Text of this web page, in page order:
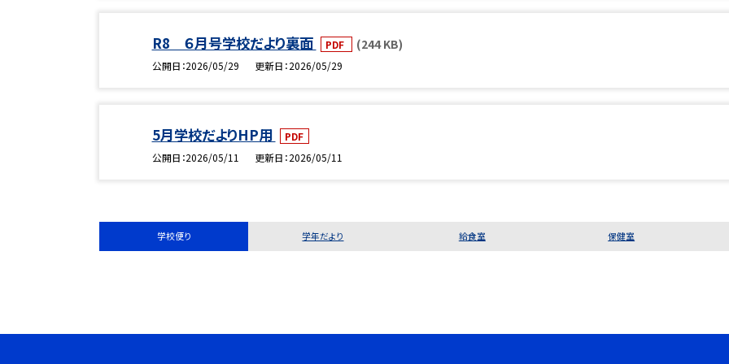
R8 ６月号学校だより裏面 PDF (244 KB)
公開日 2026/05/29 更新日 2026/05/29
5月学校だよりHP用
PDF
公開日 2026/05/11 更新日 2026/05/11
学校便り 学年だより 給食室 保健室